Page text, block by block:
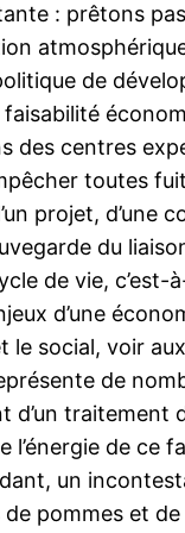
: prêtons
de
des centres
toutes
projet, d’une
du
de vie, c’est-
d’une
le social, voir
de
d’un traitement
de ce
un
pommes et